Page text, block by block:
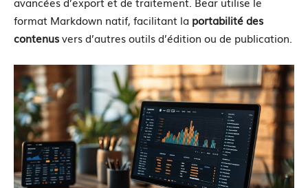
format Markdown natif, facilitant la portabilité des
contenusvers d’autres outils d’édition ou de publication.